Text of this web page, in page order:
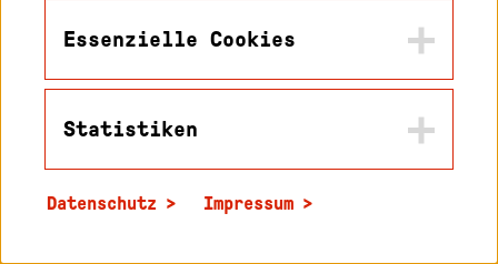
Essenzielle Cookies
in2cookiemodal-selection
Statistiken
_pk_id
Datenschutz Impressum